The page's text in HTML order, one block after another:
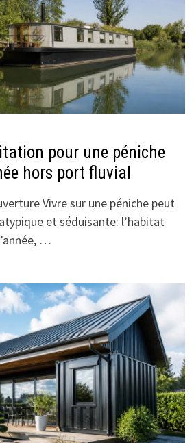
pour une péniche
hors port fluvial
Vivre sur une péniche peut
et séduisante: l’habitat
…